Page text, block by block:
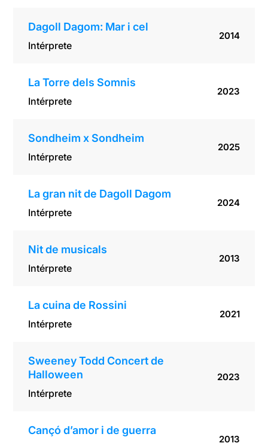
Dagoll Dagom: Mar i cel
Intérprete
2014
La Torre dels Somnis
Intérprete
2023
Sondheim x Sondheim
Intérprete
2025
La gran nit de Dagoll Dagom
Intérprete
2024
Nit de musicals
Intérprete
2013
La cuina de Rossini
Intérprete
2021
Sweeney Todd Concert de
Halloween
Intérprete
2023
Cançó d’amor i de guerra
2013